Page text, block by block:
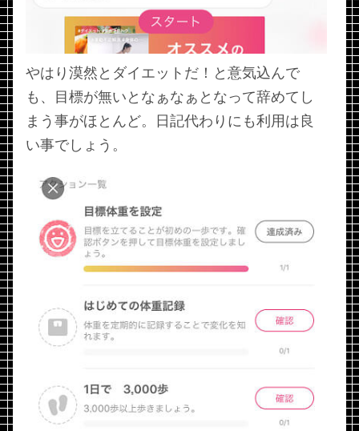
やはり漠然とダイエットだ！と意気込んで
も、目標が無いとなぁなぁとなって辞めてし
まう事がほとんど。日記代わりにも利用は良
い事でしょう。